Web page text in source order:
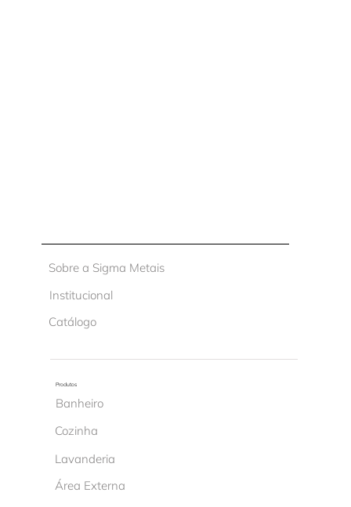
Sobre a Sigma Metais
Institucional
Catálogo
Produtos
Banheiro
Cozinha
Lavanderia
Área Externa